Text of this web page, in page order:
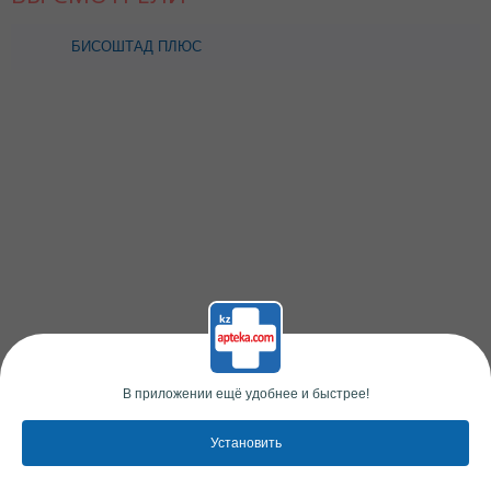
БИСОШТАД ПЛЮС
В приложении ещё удобнее и быстрее!
Установить